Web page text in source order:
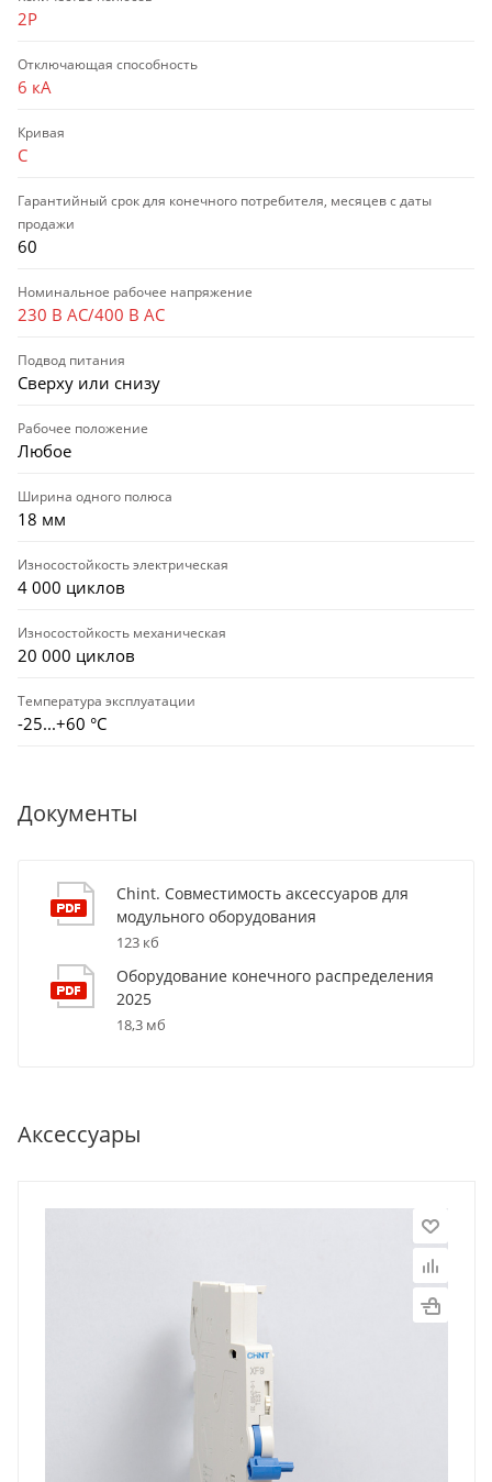
2P
Отключающая способность
6 кА
Кривая
C
Гарантийный срок для конечного потребителя, месяцев с даты
продажи
60
Номинальное рабочее напряжение
230 В AC/400 В AC
Подвод питания
Сверху или снизу
Рабочее положение
Любое
Ширина одного полюса
18 мм
Износостойкость электрическая
4 000 циклов
Износостойкость механическая
20 000 циклов
Температура эксплуатации
-25...+60 °С
Документы
Chint. Совместимость аксессуаров для
модульного оборудования
123 кб
Оборудование конечного распределения
2025
18,3 мб
Аксессуары